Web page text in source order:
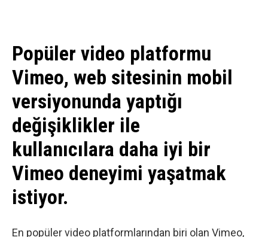
Popüler video platformu
Vimeo, web sitesinin mobil
versiyonunda yaptığı
değişiklikler ile
kullanıcılara daha iyi bir
Vimeo deneyimi yaşatmak
istiyor.
En popüler video platformlarından biri olan Vimeo,